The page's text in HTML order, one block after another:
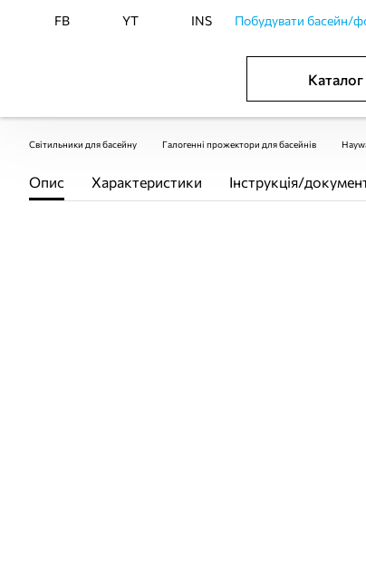
FB YT INS Побудувати басейн/
Каталог
Світильники для басейну Галогенні прожектори для басейнів
Опис Характеристики Інструкція/